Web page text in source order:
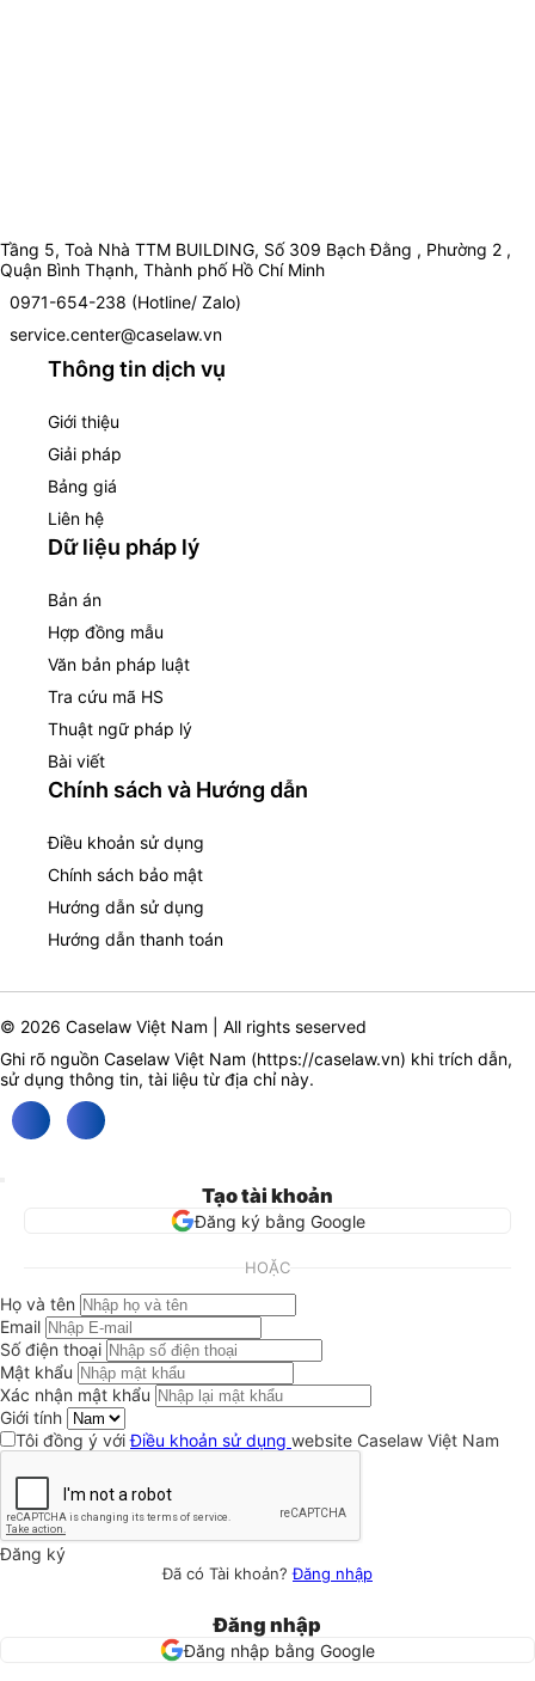
Tầng 5, Toà Nhà TTM BUILDING, Số 309 Bạch Đằng , Phường 2 ,
Quận Bình Thạnh, Thành phố Hồ Chí Minh
0971-654-238 (Hotline/ Zalo)
service.center@caselaw.vn
Thông tin dịch vụ
Giới thiệu
Giải pháp
Bảng giá
Liên hệ
Dữ liệu pháp lý
Bản án
Hợp đồng mẫu
Văn bản pháp luật
Tra cứu mã HS
Thuật ngữ pháp lý
Bài viết
Chính sách và Hướng dẫn
Điều khoản sử dụng
Chính sách bảo mật
Hướng dẫn sử dụng
Hướng dẫn thanh toán
© 2026 Caselaw Việt Nam | All rights seserved
Ghi rõ nguồn Caselaw Việt Nam (https://caselaw.vn) khi trích dẫn,
sử dụng thông tin, tài liệu từ địa chỉ này.
Tạo tài khoản
Đăng ký bằng Google
HOẶC
Họ và tên
Email
Số điện thoại
Mật khẩu
Xác nhận mật khẩu
Giới tính
Tôi đồng ý vớiĐiều khoản sử dụng website Caselaw Việt Nam
Đăng ký
Đã có Tài khoản?Đăng nhập
Đăng nhập
Đăng nhập bằng Google